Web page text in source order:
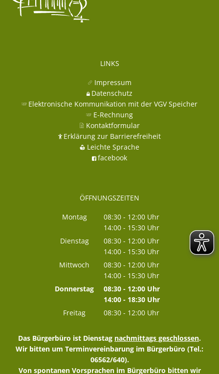
LINKS
Impressum
Datenschutz
Elektronische Kommunikation mit der VGV Speicher
E-Rechnung
Kontaktformular
Erklärung zur Barrierefreiheit
Leichte Sprache
facebook
ÖFFNUNGSZEITEN
Montag 08:30 - 12:00 Uhr
Von 08:30 bis 12:00 Uhr
14:00 - 15:30 Uhr
Von 14:00 bis 15:30 Uhr
Dienstag 08:30 - 12:00 Uhr
Von 08:30 bis 12:00 Uhr
14:00 - 15:30 Uhr
Von 14:00 bis 15:30 Uhr
Mittwoch 08:30 - 12:00 Uhr
Von 08:30 bis 12:00 Uhr
14:00 - 15:30 Uhr
Von 14:00 bis 15:30 Uhr
Donnerstag 08:30- 12:00Uhr
Von 08:30 bis 12:00 Uhr
14:00- 18:30Uhr
Von 14:00 bis 18:30 Uhr
Freitag 08:30 - 12:00 Uhr
Das Bürgerbüro ist Dienstag nachmittags geschlossen.
Wir bitten um Terminvereinbarung im Bürgerbüro (Tel.:
06562/640).
Von spontanen Vorsprachen im Bürgerbüro bitten wir